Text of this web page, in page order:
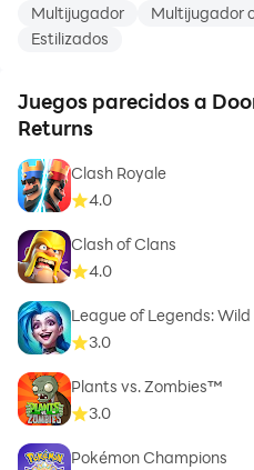
Multijugador Multijugador
Estilizados
Juegos parecidos a
Returns
Clash Royale
4.0
Clash of Clans
4.0
League of Legends:
3.0
Plants vs. Zombies™
3.0
Pokémon Champions